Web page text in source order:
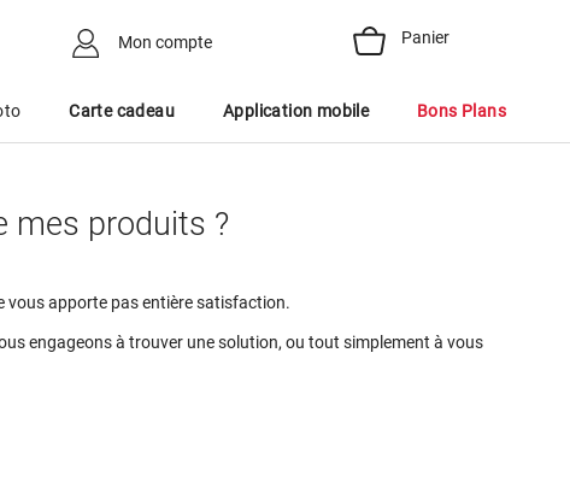
Mon compte Panier
Carte cadeau Application mobile Bons Plans
mes produits ?
vous apporte pas entière satisfaction.
engageons à trouver une solution, ou tout simplement à vous